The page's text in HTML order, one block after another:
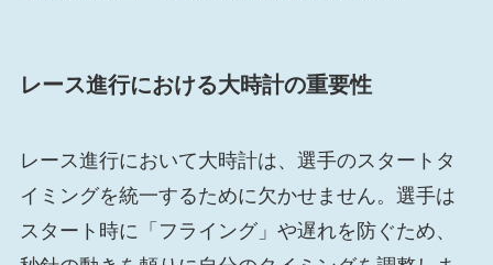
レース進行における大時計の重要性
レース進行において大時計は、選手のスタートタ
イミングを統一するために欠かせません。選手は
スタート時に「フライング」や遅れを防ぐため、